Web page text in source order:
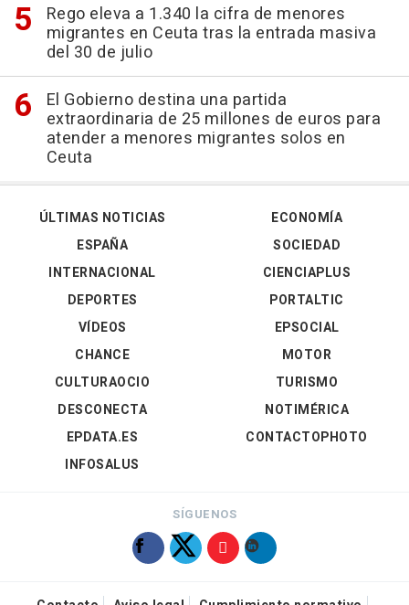
Rego eleva a 1.340 la cifra de menores
migrantes en Ceuta tras la entrada masiva
del 30 de julio
El Gobierno destina una partida
extraordinaria de 25 millones de euros para
atender a menores migrantes solos en
Ceuta
ÚLTIMAS NOTICIAS
ESPAÑA
INTERNACIONAL
DEPORTES
VÍDEOS
ECONOMÍA
SOCIEDAD
CIENCIAPLUS
PORTALTIC
EPSOCIAL
CHANCE
CULTURAOCIO
DESCONECTA
EPDATA.ES
INFOSALUS
MOTOR
TURISMO
NOTIMÉRICA
CONTACTOPHOTO
SÍGUENOS